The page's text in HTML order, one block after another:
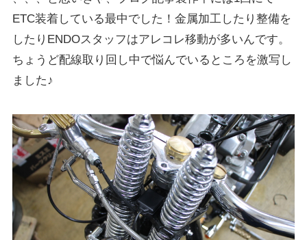
ETC装着している最中でした！金属加工したり整備を
したりENDOスタッフはアレコレ移動が多いんです。
ちょうど配線取り回し中で悩んでいるところを激写し
ました♪